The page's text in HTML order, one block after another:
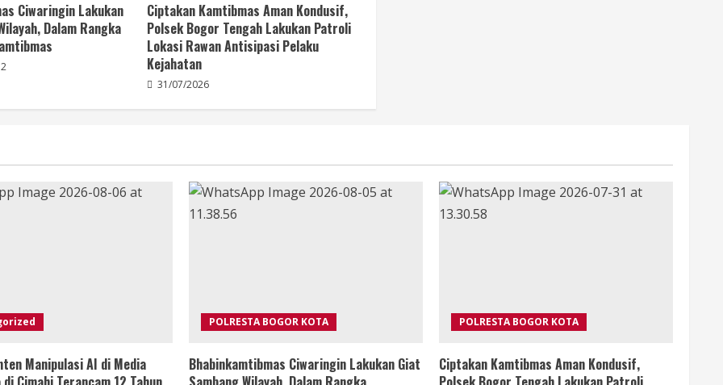
Ciwaringin Lakukan
Dalam Rangka
2
Ciptakan Kamtibmas Aman Kondusif,
Polsek Bogor Tengah Lakukan Patroli
Lokasi Rawan Antisipasi Pelaku
Kejahatan
31/07/2026
Manipulasi AI di Media
POLRESTA BOGOR KOTA
Bhabinkamtibmas Ciwaringin Lakukan Giat
POLRESTA BOGOR KOTA
Ciptakan Kamtibmas Aman Kondusif,